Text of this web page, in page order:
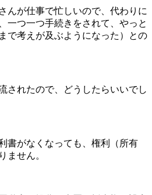
んが仕事で忙しいので、代わりに
一つ一つ手続きをされて、やっと
で考えが及ぶようになった）との
されたので、どうしたらいいでし
書がなくなっても、権利（所有
ません。